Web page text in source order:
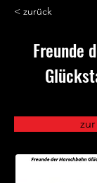
< zurück
Freunde